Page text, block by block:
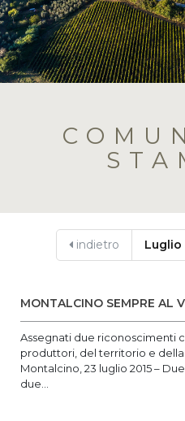
indietro Luglio
MONTALCINO SEMPRE AL
Assegnati due riconoscimenti
produttori, del territorio e
Montalcino, 23 luglio 2015 –
due...